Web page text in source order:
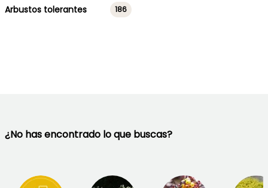
Arbustos tolerantes 186
¿No has encontrado lo que buscas?